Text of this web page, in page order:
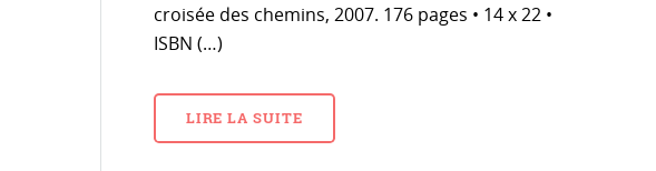
croisée des chemins, 2007. 176 pages • 14 x 22 •
ISBN (…)
LIRE LA SUITE